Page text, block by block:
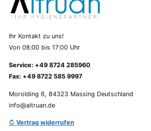
Ihr Kontakt zu uns!
Von 08:00 bis 17:00 Uhr
Service: +49 8724 285960
Fax: +49 8722 585 9997
Morolding 6, 84323 Massing Deutschland
info@altruan.de
↻ Vertrag widerrufen